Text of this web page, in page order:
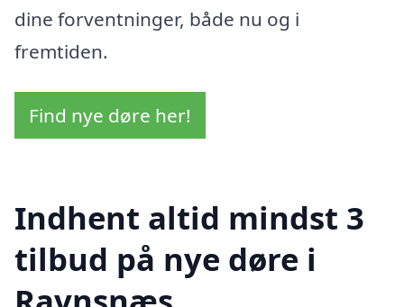
dine forventninger, både nu og i
fremtiden.
Find nye døre her!
Indhent altid mindst 3
tilbud på nye døre i